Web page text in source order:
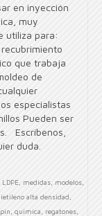
en inyección
muy
utiliza para:
que trabaja
de
especialistas
Pueden ser
Escríbenos,
duda.
LDPE medidas modelos
alta densidad
quimica regatones